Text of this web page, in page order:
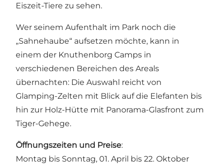
Eiszeit-Tiere zu sehen.
Wer seinem Aufenthalt im Park noch die
„Sahnehaube“ aufsetzen möchte, kann in
einem der Knuthenborg Camps in
verschiedenen Bereichen des Areals
übernachten: Die Auswahl reicht von
Glamping-Zelten mit Blick auf die Elefanten bis
hin zur Holz-Hütte mit Panorama-Glasfront zum
Tiger-Gehege.
Öffnungszeiten und Preise:
Montag bis Sonntag, 01. April bis 22. Oktober